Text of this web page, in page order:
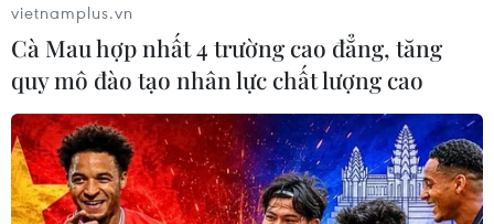
06/08/2026 03:34
Moody’s cảnh báo hạ tầng điện hạn
chế tiềm năng phát triển AI của
Mexico
06/08/2026 03:33
vietnamplus.vn
Cà Mau hợp nhất 4 trường cao đẳng, tăng
quy mô đào tạo nhân lực chất lượng cao